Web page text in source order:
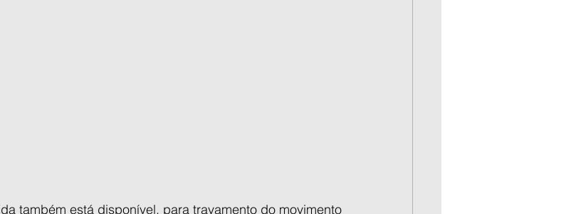
também está disponível, para travamento do movimento